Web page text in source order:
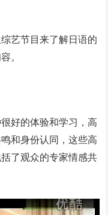
艺节目来了解日语的
。
好的体验和学习，高
和身份认同，这些高
了观众的专家情感共